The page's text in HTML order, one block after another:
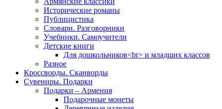
Исторические романы
Публицистика
Словари. Разговорники
Учебники. Самоучители
Детские книги
Для дошкольников<br> и младших классов
Разное
Кроссворды. Сканворды
Сувениры. Подарки
Подарки – Армения
Подарочные монеты